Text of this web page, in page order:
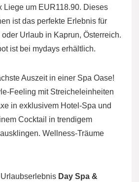
Liege um EUR118.90. Dieses
ist das perfekte Erlebnis für
Urlaub in Kaprun, Österreich.
ist bei mydays erhältlich.
Auszeit in einer Spa Oase!
Feeling mit Streicheleinheiten
in exklusivem Hotel-Spa und
Cocktail in trendigem
Wellness-Träume
Day Spa &